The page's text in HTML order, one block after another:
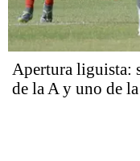
Apertura liguista:
de la A y uno de